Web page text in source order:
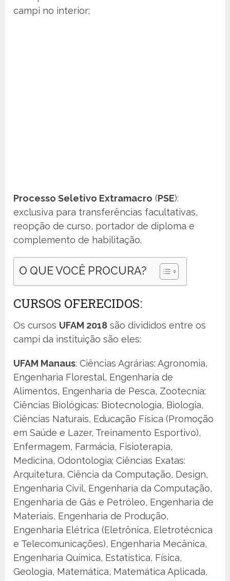
campi no interior;
Processo Seletivo Extramacro (PSE):
exclusiva para transferências facultativas,
reopção de curso, portador de diploma e
complemento de habilitação.
O QUE VOCÊ PROCURA?
CURSOS OFERECIDOS:
Os cursos UFAM 2018 são divididos entre os
campi da instituição são eles:
UFAM Manaus: Ciências Agrárias: Agronomia,
Engenharia Florestal, Engenharia de
Alimentos, Engenharia de Pesca, Zootecnia;
Ciências Biológicas: Biotecnologia, Biologia,
Ciências Naturais, Educação Física (Promoção
em Saúde e Lazer, Treinamento Esportivo),
Enfermagem, Farmácia, Fisioterapia,
Medicina, Odontologia; Ciências Exatas:
Arquitetura, Ciência da Computação, Design,
Engenharia Civil, Engenharia da Computação,
Engenharia de Gás e Petróleo, Engenharia de
Materiais, Engenharia de Produção,
Engenharia Elétrica (Eletrônica, Eletrotécnica
e Telecomunicações), Engenharia Mecânica,
Engenharia Química, Estatística, Física,
Geologia, Matemática, Matemática Aplicada,